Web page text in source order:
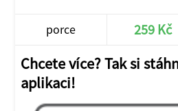
porce 259 Kč
Chcete více? Tak si
aplikaci!